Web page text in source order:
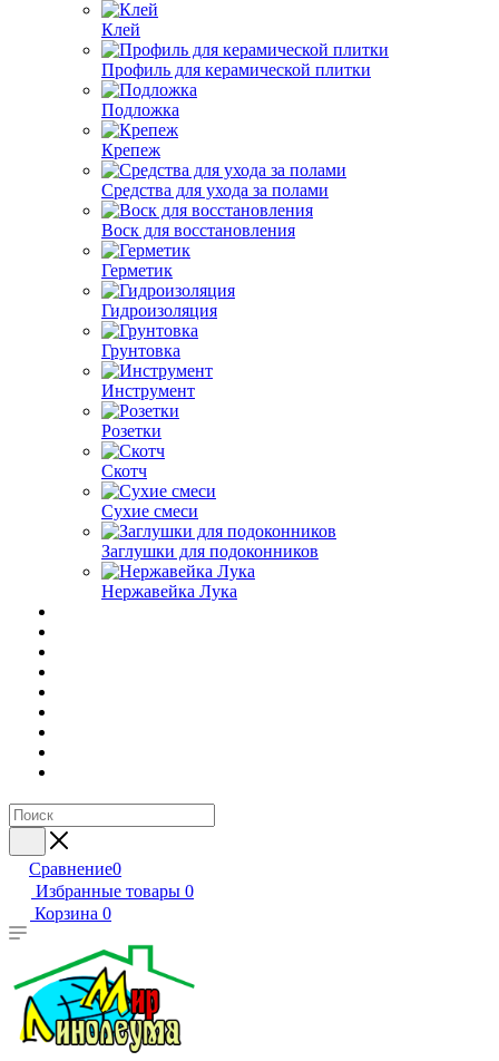
Клей
Профиль для керамической плитки
Подложка
Крепеж
Средства для ухода за полами
Воск для восстановления
Герметик
Гидроизоляция
Грунтовка
Инструмент
Розетки
Скотч
Сухие смеси
Заглушки для подоконников
Нержавейка Лука
Сравнение0
Избранные товары 0
Корзина 0